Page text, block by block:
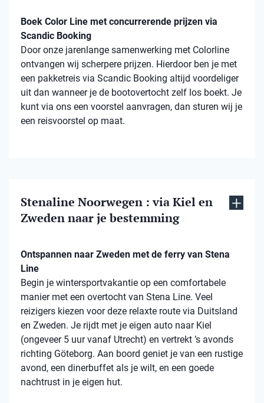
Boek Color Line met concurrerende prijzen via
Scandic Booking
Door onze jarenlange samenwerking met Colorline
ontvangen wij scherpere prijzen. Hierdoor ben je met
een pakketreis via Scandic Booking altijd voordeliger
uit dan wanneer je de bootovertocht zelf los boekt. Je
kunt via ons een voorstel aanvragen, dan sturen wij je
een reisvoorstel op maat.
Stenaline Noorwegen : via Kiel en
Zweden naar je bestemming
Ontspannen naar Zweden met de ferry van Stena
Line
Begin je wintersportvakantie op een comfortabele
manier met een overtocht van Stena Line. Veel
reizigers kiezen voor deze relaxte route via Duitsland
en Zweden. Je rijdt met je eigen auto naar Kiel
(ongeveer 5 uur vanaf Utrecht) en vertrekt ’s avonds
richting Göteborg. Aan boord geniet je van een rustige
avond, een dinerbuffet als je wilt, en een goede
nachtrust in je eigen hut.